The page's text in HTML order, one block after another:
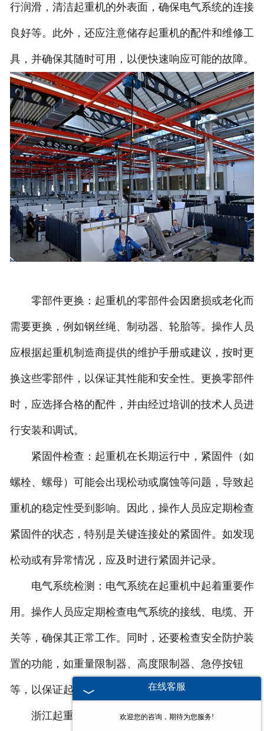
行润滑，清洁起重机的外表面，确保电气系统的连接
良好等。此外，还应注意储存起重机的配件和维修工
具，并确保其随时可用，以便快速响应可能的故障。
零部件更换：起重机的零部件会因磨损或老化而
需要更换，例如钢丝绳、制动器、轮胎等。操作人员
应根据起重机制造商提供的维护手册或建议，按时更
换这些零部件，以保证其性能和安全性。更换零部件
时，应选择合格的配件，并由经过培训的技术人员进
行安装和调试。
紧固件检查：起重机在长期运行中，紧固件（如
螺栓、螺母）可能会出现松动或腐蚀等问题，导致起
重机的稳定性受到影响。因此，操作人员应定期检查
紧固件的状态，特别是关键连接处的紧固件。如发现
松动或有异常情况，应及时进行紧固并记录。
电气系统检测：电气系统在起重机中起着重要作
用。操作人员应定期检查电气系统的接线、电缆、开
关等，确保其正常工作。同时，还要检查安全防护装
置的功能，如重量限制器、高度限制器、急停按钮
等，以保证起重机在操作中的安全性。
浙江起重机的检查维护工作是确保设备安全可靠
在线客服
欢迎您的咨询，期待为您服务!